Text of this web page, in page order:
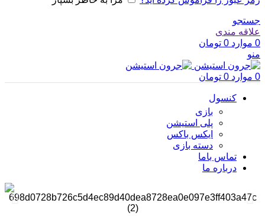
جستجو
علاقه مندی
0 موارد 0 تومان
منو
0 موارد 0 تومان
کنسول
بازی
پلی استیشن
ایکس باکس
دسته بازی
تماس باما
درباره ما